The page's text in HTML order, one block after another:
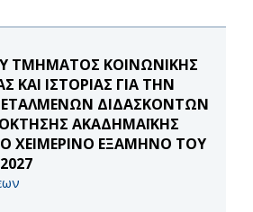
ΤΜΗΜΑΤΟΣ ΚΟΙΝΩΝΙΚΗΣ
ΚΑΙ ΙΣΤΟΡΙΑΣ ΓΙΑ ΤΗΝ
ΔΙΔΑΣΚΟΝΤΩΝ
ΑΚΑΔΗΜΑΪΚΗΣ
ΧΕΙΜΕΡΙΝΟ ΕΞΑΜΗΝΟ ΤΟΥ